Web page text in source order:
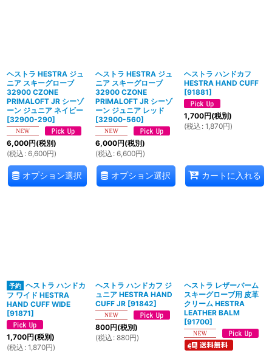
ヘストラ HESTRA ジュ
ニア スキーグローブ
32900 CZONE
PRIMALOFT JR シーゾ
ーン ジュニア ネイビー
[32900-290]
6,000円(税別)
(税込 : 6,600円)
オプション選択
ヘストラ HESTRA ジュ
ニア スキーグローブ
32900 CZONE
PRIMALOFT JR シーゾ
ーン ジュニア レッド
[32900-560]
6,000円(税別)
(税込 : 6,600円)
オプション選択
ヘストラ ハンドカフ
HESTRA HAND CUFF
[91881]
1,700円(税別)
(税込 : 1,870円)
カートに入れる
ヘストラ ハンドカ
フ ワイド HESTRA
HAND CUFF WIDE
[91871]
1,700円(税別)
(税込 : 1,870円)
ヘストラ ハンドカフ ジ
ュニア HESTRA HAND
CUFF JR [91842]
800円(税別)
(税込 : 880円)
ヘストラ レザーバーム
スキーグローブ用 皮革
クリーム HESTRA
LEATHER BALM
[91700]